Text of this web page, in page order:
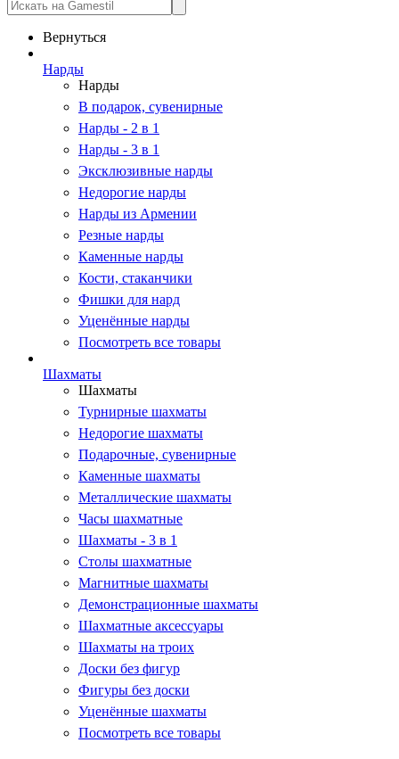
Вернуться
Нарды
Нарды
В подарок, сувенирные
Нарды - 2 в 1
Нарды - 3 в 1
Эксклюзивные нарды
Недорогие нарды
Нарды из Армении
Резные нарды
Каменные нарды
Кости, стаканчики
Фишки для нард
Уценённые нарды
Посмотреть все товары
Шахматы
Шахматы
Турнирные шахматы
Недорогие шахматы
Подарочные, сувенирные
Каменные шахматы
Металлические шахматы
Часы шахматные
Шахматы - 3 в 1
Столы шахматные
Магнитные шахматы
Демонстрационные шахматы
Шахматные аксессуары
Шахматы на троих
Доски без фигур
Фигуры без доски
Уценённые шахматы
Посмотреть все товары